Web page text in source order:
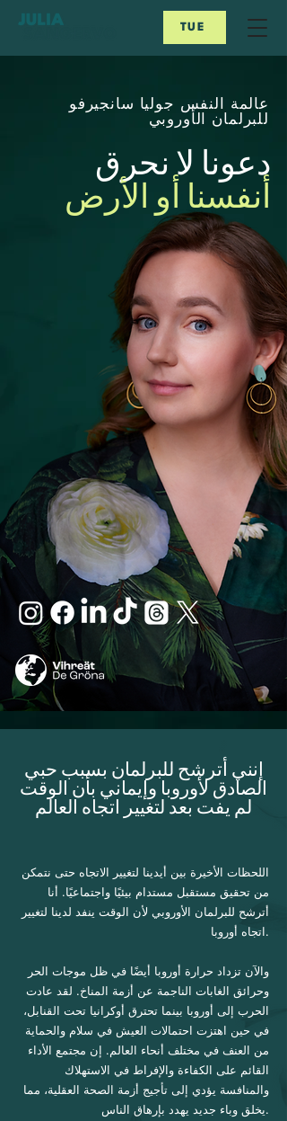
TUE
عالمة النفس جوليا سانجيرفو
للبرلمان الأوروبي
دعونا لا نحرق
أنفسنا أو الأرض
إنني أترشح للبرلمان بسبب حبي
الصادق لأوروبا وإيماني بأن الوقت
لم يفت بعد لتغيير اتجاه العالم
اللحظات الأخيرة بين أيدينا لتغيير الاتجاه حتى نتمكن
من تحقيق مستقبل مستدام بيئيًا واجتماعيًا. أنا
أترشح للبرلمان الأوروبي لأن الوقت ينفد لدينا لتغيير
اتجاه أوروبا.
والآن تزداد حرارة أوروبا أيضًا في ظل موجات الحر
وحرائق الغابات الناجمة عن أزمة المناخ. لقد عادت
الحرب إلى أوروبا بينما تحترق أوكرانيا تحت القنابل،
في حين اهتزت احتمالات العيش في سلام والحماية
من العنف في مختلف أنحاء العالم. إن مجتمع الأداء
القائم على الكفاءة والإفراط في الاستهلاك
والمنافسة يؤدي إلى تأجيج أزمة الصحة العقلية، مما
يخلق وباء جديد يهدد بإرهاق الناس.